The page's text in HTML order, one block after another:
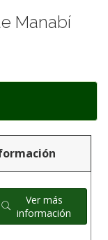
Manabí
Ver más
información